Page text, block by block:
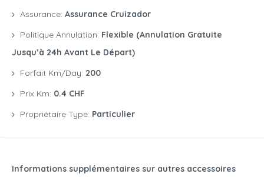
Assurance: Assurance Cruizador
Politique Annulation: Flexible (annulation Gratuite
Jusqu’à 24h Avant Le Départ)
Forfait Km/day: 200
Prix Km: 0.4 CHF
Propriétaire Type: Particulier
Informations supplémentaires sur autres accessoires